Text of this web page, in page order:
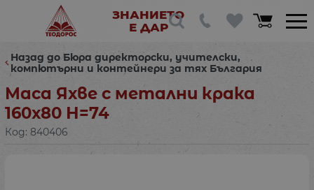
ЗНАНИЕТО
Е ДАР
Назад до Бюра директорски, учителски,
компютърни и контейнери за тях България
Маса Яхве с метални крака
160х80 Н=74
Код: 840406